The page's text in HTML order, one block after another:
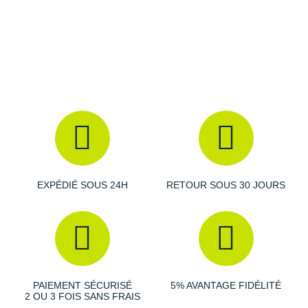
Semelle extérieure
: D'une adhérence extrême, elle
garantit des transitions fluides et une bonne traction.
Semelle amovible
Poids constaté chez i-Run : 217 g en taille 42
Cette version Woven se distingue par sa conception tissée au
niveau de l'empeigne pour un meilleur ajustement. Elle se veut
légèrement plus lourde que la version classique (+10 g).
EXPÉDIÉ SOUS 24H RETOUR SOUS 30 JOURS
PAIEMENT SÉCURISÉ
2 OU 3 FOIS SANS FRAIS
5% AVANTAGE FIDÉLITÉ